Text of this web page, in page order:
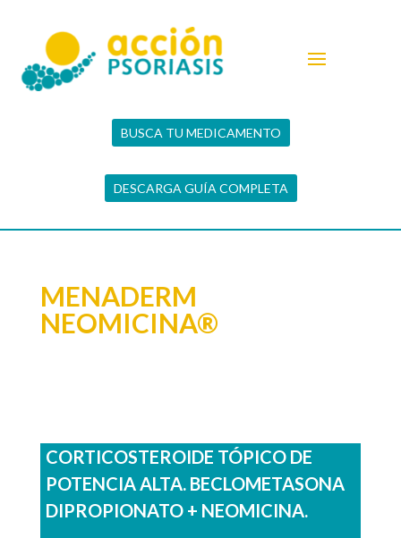
BUSCA TU MEDICAMENTO
DESCARGA GUÍA COMPLETA
MENADERM
NEOMICINA®
CORTICOSTEROIDE TÓPICO DE
POTENCIA ALTA. BECLOMETASONA
DIPROPIONATO + NEOMICINA.